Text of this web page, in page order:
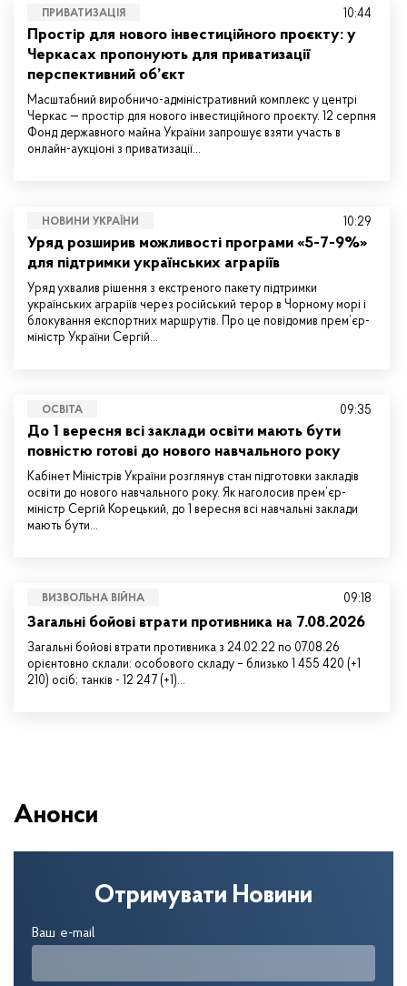
ПРИВАТИЗАЦІЯ
Простір для нового інвестиційного проєкту: у
Черкасах пропонують для приватизації
перспективний об’єкт
Масштабний виробничо-адміністративний комплекс у центрі
Черкас — простір для нового інвестиційного проєкту. 12 серпня
Фонд державного майна України запрошує взяти участь в
онлайн-аукціоні з приватизації…
10:44
НОВИНИ УКРАЇНИ
Уряд розширив можливості програми «5-7-9%»
для підтримки українських аграріїв
Уряд ухвалив рішення з екстреного пакету підтримки
українських аграріїв через російський терор в Чорному морі і
блокування експортних маршрутів. Про це повідомив прем’єр-
міністр України Сергій…
10:29
ОСВІТА
До 1 вересня всі заклади освіти мають бути
повністю готові до нового навчального року
Кабінет Міністрів України розглянув стан підготовки закладів
освіти до нового навчального року. Як наголосив прем’єр-
міністр Сергій Корецький, до 1 вересня всі навчальні заклади
мають бути…
09:35
ВИЗВОЛЬНА ВІЙНА
Загальні бойові втрати противника на 7.08.2026
Загальні бойові втрати противника з 24.02.22 по 07.08.26
орієнтовно склали: особового складу – близько 1 455 420 (+1
210) осіб; танків - 12 247 (+1)…
09:18
Анонси
Отримувати Новини
Ваш e-mail